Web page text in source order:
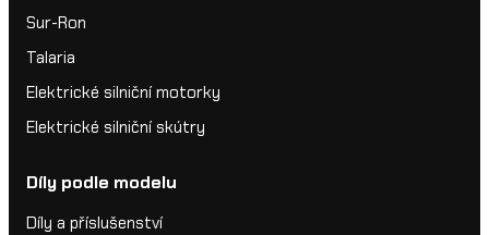
Sur-Ron
Talaria
Elektrické silniční motorky
Elektrické silniční skútry
Díly podle modelu
Díly a příslušenství